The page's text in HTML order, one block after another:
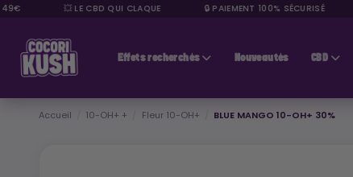
💥 LE CBD QUI CLAQUE 🔒 PAIEMENT 100% SÉCURISÉ
Effets recherchés Nouveautés CBD
Accueil 10-OH+ + Fleur 10-OH+ BLUE MANGO 10-OH+ 30%